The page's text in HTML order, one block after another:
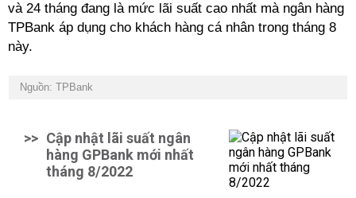
và 24 tháng đang là mức lãi suất cao nhất mà ngân hàng
TPBank áp dụng cho khách hàng cá nhân trong tháng 8
này.
Nguồn: TPBank
>> Cập nhật lãi suất ngân
hàng GPBank mới nhất
tháng 8/2022